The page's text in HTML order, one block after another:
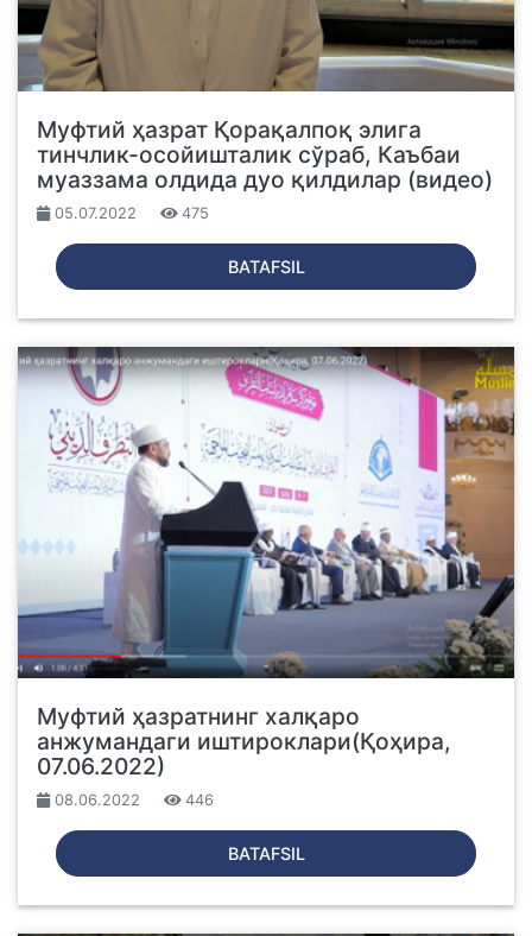
Муфтий ҳазрат Қорақалпоқ элига
тинчлик-осойишталик сўраб, Каъбаи
муаззама олдида дуо қилдилар (видео)
05.07.2022 475
BATAFSIL
Муфтий ҳазратнинг халқаро
анжумандаги иштироклари(Қоҳира,
07.06.2022)
08.06.2022 446
BATAFSIL